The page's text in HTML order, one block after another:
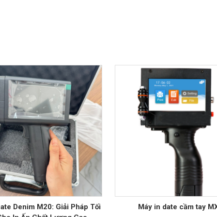
Denim M20: Giải Pháp Tối
Máy in date cầm tay